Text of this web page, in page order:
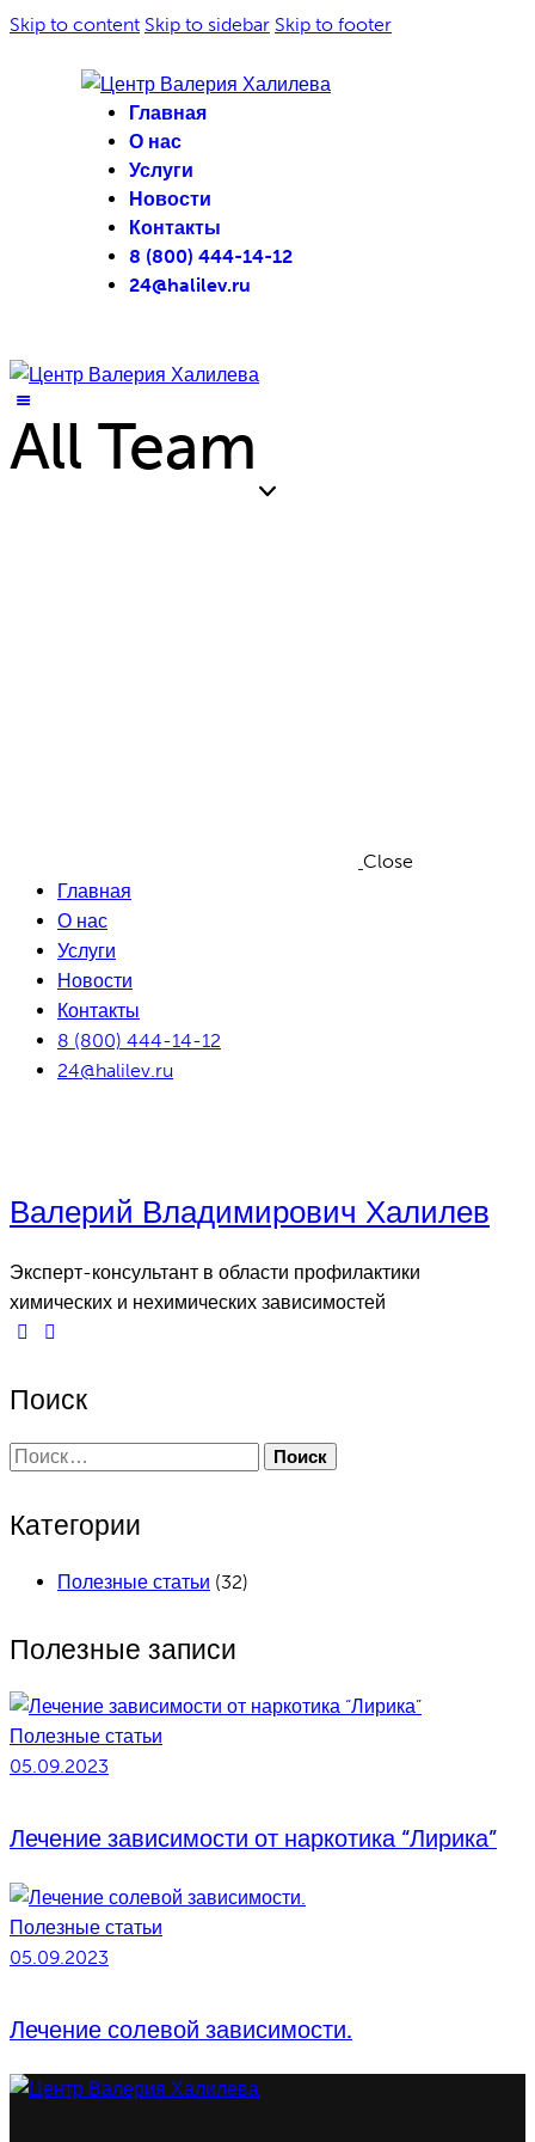
Skip to content Skip to sidebar Skip to footer
Главная
О нас
Услуги
Новости
Контакты
8 (800) 444-14-12
24@halilev.ru
All Team
Close
Главная
О нас
Услуги
Новости
Контакты
8 (800) 444-14-12
24@halilev.ru
Валерий Владимирович Халилев
Эксперт-консультант в области профилактики
химических и нехимических зависимостей
Поиск
Найти:
Категории
Полезные статьи (32)
Полезные записи
Полезные статьи
05.09.2023
Лечение зависимости от наркотика “Лирика”
Полезные статьи
05.09.2023
Лечение солевой зависимости.